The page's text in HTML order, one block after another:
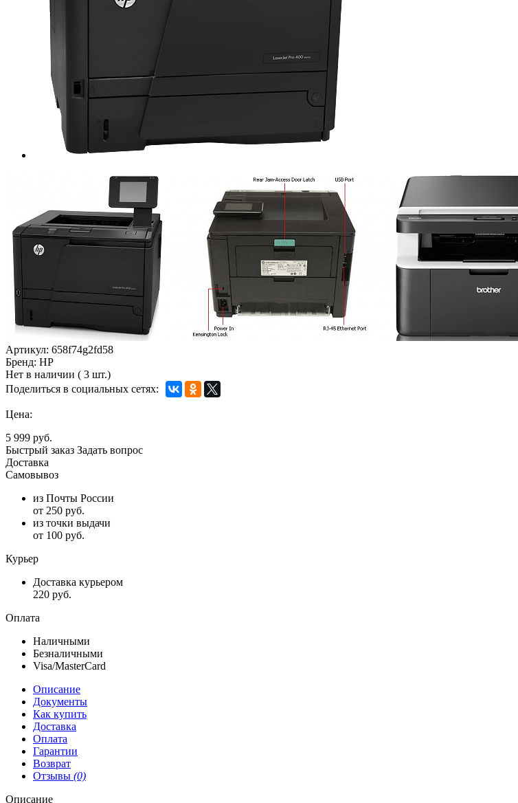
Артикул: 658f74g2fd58
Бренд: HP
Нет в наличии ( 3 шт.)
Поделиться в социальных сетях:
Цена:
5 999 руб.
Быстрый заказ Задать вопрос
Доставка
Самовывоз
из Почты России
от 250 руб.
из точки выдачи
от 100 руб.
Курьер
Доставка курьером
220 руб.
Оплата
Наличными
Безналичными
Visa/MasterCard
Описание
Документы
Как купить
Доставка
Оплата
Гарантии
Возврат
Отзывы (0)
Описание